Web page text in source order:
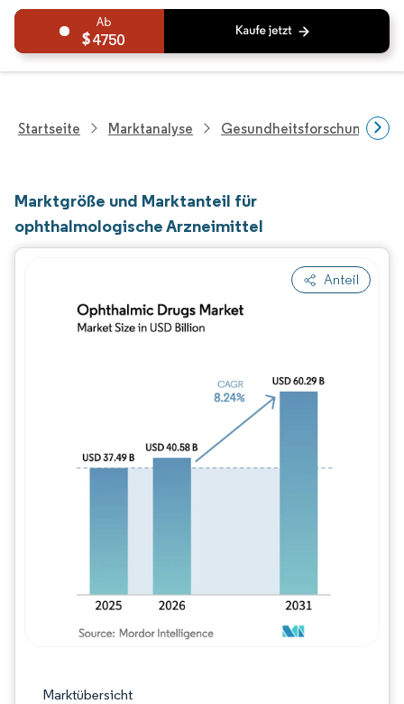
4750
Startseite Marktanalyse Gesundheitsforschung
Marktgröße und Marktanteil für
ophthalmologische Arzneimittel
Anteil
Marktübersicht